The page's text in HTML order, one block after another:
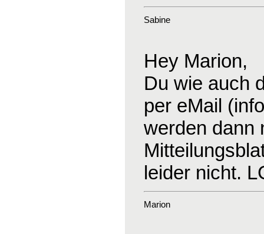
Sabine
Hey Marion,
Du wie auch
per eMail
werden dann
leider nicht.
Marion